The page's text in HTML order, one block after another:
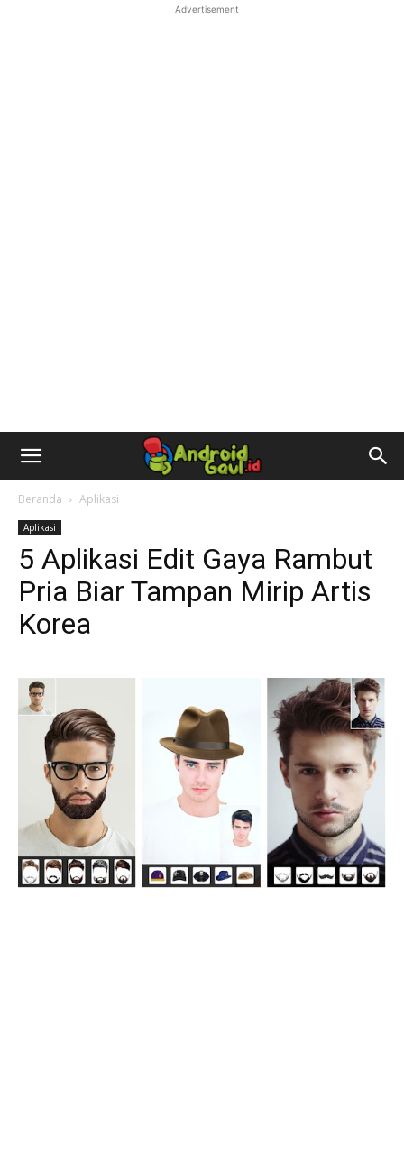
Advertisement
AndroidGaul.id
Beranda Aplikasi
Aplikasi
5 Aplikasi Edit Gaya Rambut
Pria Biar Tampan Mirip Artis
Korea